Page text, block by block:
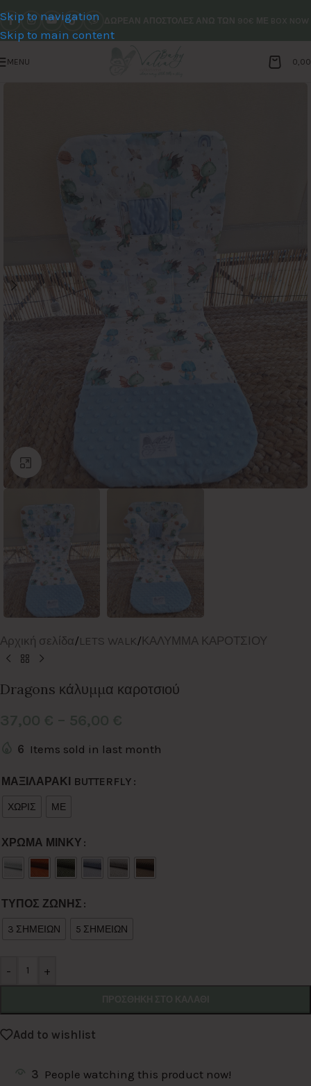
Skip to navigation
Skip to main content
MENU
Click to enlarge
Αρχική σελίδα/LETS WALK/ΚΑΛΥΜΜΑ ΚΑΡΟΤΣΙΟΥ
Dragons κάλυμμα καροτσιού
6 Items sold in last month
ΜΑΞΙΛΑΡΑΚΙ BUTTERFLY
ΧΩΡΙΣ ΜΕ
ΧΡΩΜΑ ΜΙΝΚΥ
ΤΥΠΟΣ ΖΩΝΗΣ
3 ΣΗΜΕΙΩΝ 5 ΣΗΜΕΙΩΝ
- +
Alternative:
Add to wishlist
3 People watching this product now!